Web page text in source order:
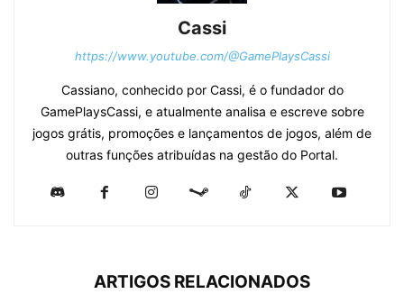
Cassi
https://www.youtube.com/@GamePlaysCassi
Cassiano, conhecido por Cassi, é o fundador do
GamePlaysCassi, e atualmente analisa e escreve sobre
jogos grátis, promoções e lançamentos de jogos, além de
outras funções atribuídas na gestão do Portal.
ARTIGOS RELACIONADOS